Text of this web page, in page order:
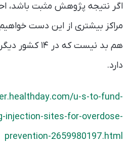
اگر نتیجه پژوهش مثبت باشد،
مراکز بیشتری از این دست
هم بد نیست که
دارد.
u-s-to-fund-
injection-sites-for-overdose-
prevention-2659980197.html